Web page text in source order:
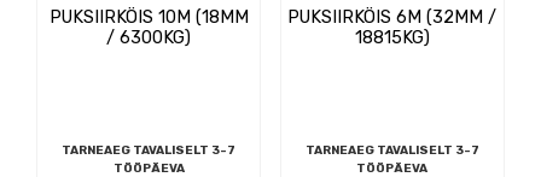
PUKSIIRKÖIS 10M (18MM
/ 6300KG)
TARNEAEG TAVALISELT 3-7
TÖÖPÄEVA
PUKSIIRKÖIS 6M (32MM /
18815KG)
TARNEAEG TAVALISELT 3-7
TÖÖPÄEVA